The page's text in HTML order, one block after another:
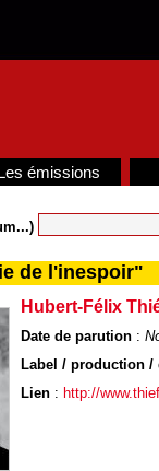
émissions
de l'inespoir"
Hubert-Félix
Date de parution:
Label / production
Lien: http://